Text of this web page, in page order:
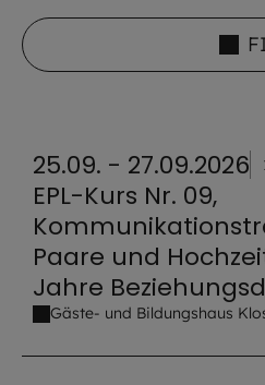
25.09. - 27.09.2026
EPL-Kurs Nr. 09,
Paare und
Jahre
Gäste- und Bildungshaus